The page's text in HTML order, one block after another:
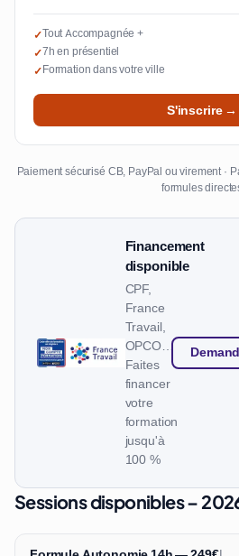
✓Tout Accompagnée +
✓7h en présentiel
✓Formation dans votre ville
S'inscrire →
Paiement sécurisé CB, PayPal ou virement ·
formules
Financement
disponible
CPF,
France
Travail,
OPCO…
Faites
financer
votre
formation
jusqu'à
100 %
Sessions disponibles –